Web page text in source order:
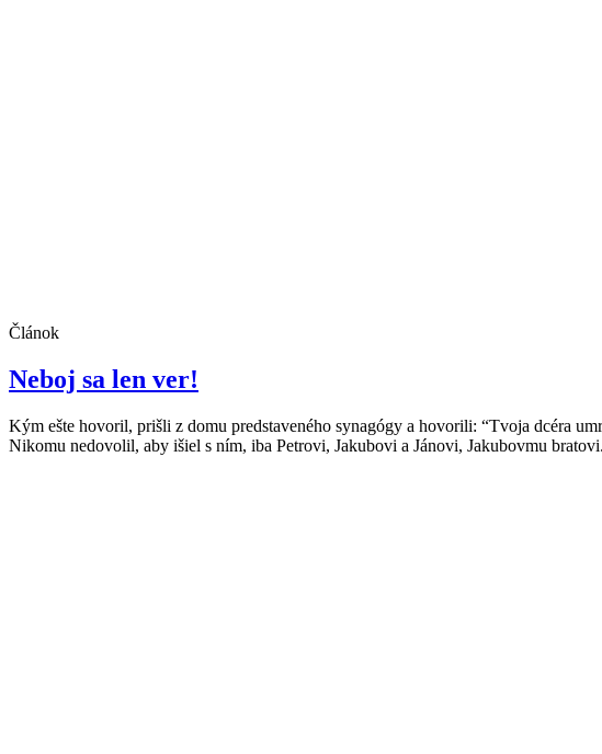
Článok
Neboj sa len ver!
Kým ešte hovoril, prišli z domu predstaveného synagógy a hovorili: “Tvoja dcéra
Nikomu nedovolil, aby išiel s ním, iba Petrovi, Jakubovi a Jánovi, Jakubovmu